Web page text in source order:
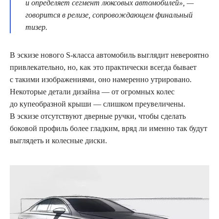
и определяет сегмент люксовых автомобилей», —
говорится в релизе, сопровождающем финальный
тизер.
В эскизе нового S-класса автомобиль выглядит невероятно
привлекательно, но, как это практически всегда бывает
с такими изображениями, оно намеренно утрировано.
Некоторые детали дизайна — от огромных колес
до купеобразной крыши — слишком преувеличены.
В эскизе отсутствуют дверные ручки, чтобы сделать
боковой профиль более гладким, вряд ли именно так будут
выглядеть и колесные диски.